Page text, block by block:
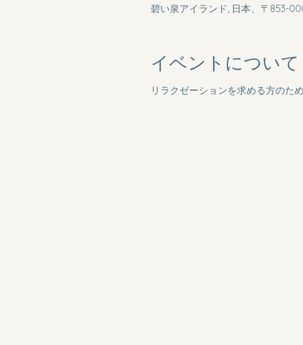
碧い泉アイランド, 日本、〒853-
イベントについて
リラクゼーションを求める方のた